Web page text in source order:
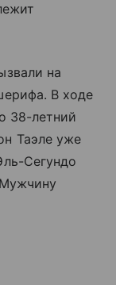
на
В ходе
38-летний
Таэле уже
Сегундо